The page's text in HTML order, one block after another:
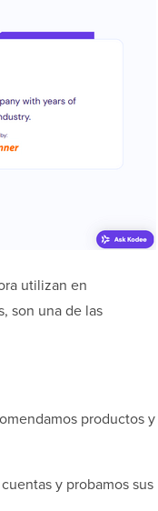
utilizan en
son una de las
productos y
y probamos sus